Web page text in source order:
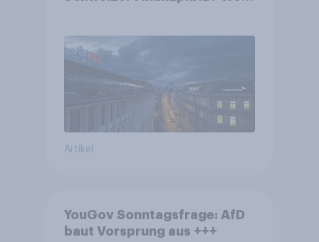
von Grossbanken steht
Artikel
YouGov Sonntagsfrage: AfD
baut Vorsprung aus +++